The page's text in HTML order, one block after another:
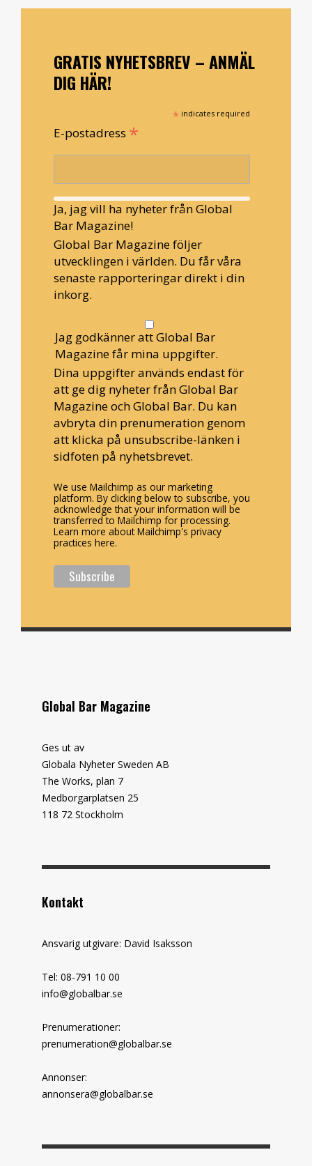
GRATIS NYHETSBREV – ANMÄL
DIG HÄR!
* indicates required
E-postadress *
Ja, jag vill ha nyheter från Global
Bar Magazine!
Global Bar Magazine följer
utvecklingen i världen. Du får våra
senaste rapporteringar direkt i din
inkorg.
Jag godkänner att Global Bar
Magazine får mina uppgifter.
Dina uppgifter används endast för
att ge dig nyheter från Global Bar
Magazine och Global Bar. Du kan
avbryta din prenumeration genom
att klicka på unsubscribe-länken i
sidfoten på nyhetsbrevet.
We use Mailchimp as our marketing
platform. By clicking below to subscribe, you
acknowledge that your information will be
transferred to Mailchimp for processing.
Learn more about Mailchimp's privacy
practices here.
Global Bar Magazine
Ges ut av
Globala Nyheter Sweden AB
The Works, plan 7
Medborgarplatsen 25
118 72 Stockholm
Kontakt
Ansvarig utgivare: David Isaksson
Tel: 08-791 10 00
info@globalbar.se
Prenumerationer:
prenumeration@globalbar.se
Annonser:
annonsera@globalbar.se